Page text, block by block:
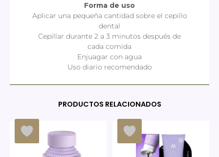
Forma de uso
Aplicar una pequeña cantidad sobre el cepillo
dental
Cepillar durante 2 a 3 minutos después de
cada comida
Enjuagar con agua
Uso diario recomendado
PRODUCTOS RELACIONADOS